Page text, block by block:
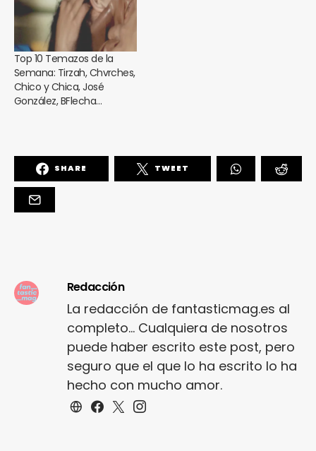
Top 10 Temazos de la
Semana: Tirzah, Chvrches,
Chico y Chica, José
González, BFlecha…
SHARE TWEET
Redacción
La redacción de fantasticmag.es al
completo... Cualquiera de nosotros
puede haber escrito este post, pero
seguro que el que lo ha escrito lo ha
hecho con mucho amor.